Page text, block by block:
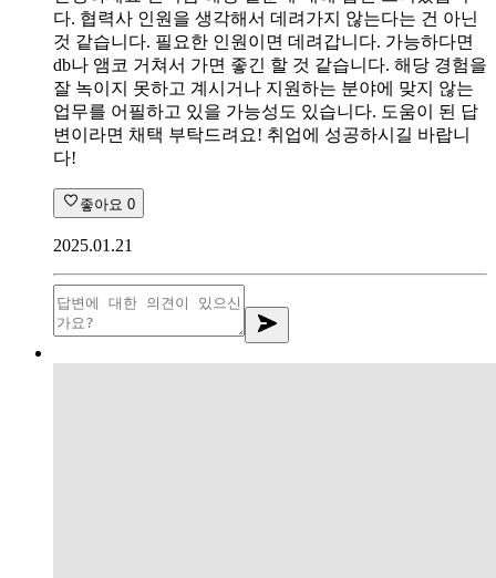
다. 협력사 인원을 생각해서 데려가지 않는다는 건 아닌
것 같습니다. 필요한 인원이면 데려갑니다. 가능하다면
db나 앰코 거쳐서 가면 좋긴 할 것 같습니다. 해당 경험을
잘 녹이지 못하고 계시거나 지원하는 분야에 맞지 않는
업무를 어필하고 있을 가능성도 있습니다. 도움이 된 답
변이라면 채택 부탁드려요! 취업에 성공하시길 바랍니
다!
좋아요 0
2025.01.21